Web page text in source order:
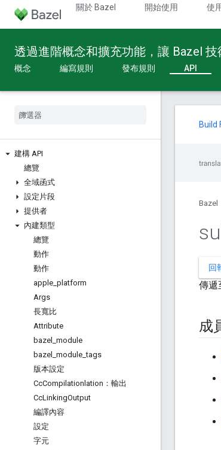
關於 Bazel 開始使用 使
透過進階概念和擴充功能，讓 Bazel
概念 編寫規則 發布規則 API
建構 API
總覽
全域函式
設定片段
提供者
內建類型
總覽
動作
動作
apple platform
Args
長寬比
Attribute
bazel module
bazel module _tags
版本設定
CcCompilationlation：輸出
CcLinkingOutput
編譯內容
設定
字元
Build
Bazel
回
傳遞
成